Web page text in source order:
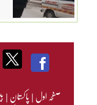
صفحہ اول|پاکستان|